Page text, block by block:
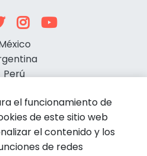
Perú
el funcionamiento de
de este sitio web
el contenido y los
de redes